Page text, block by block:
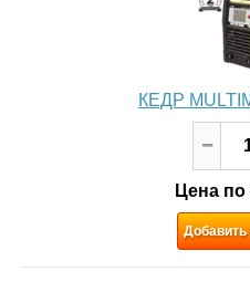
КЕДР
Цена по
Добавить